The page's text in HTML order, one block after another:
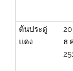
ต้นประดู่
แดง
20
ธ.